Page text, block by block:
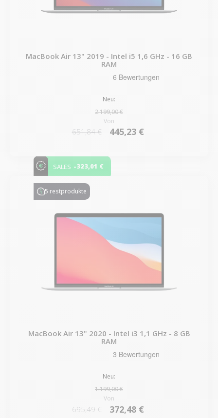
MacBook Air 13" 2019 - Intel i5 1,6 GHz - 16 GB
RAM
Neu:
2.199,00 €
Von
651,84 € 445,23 €
SALES -323,01 €
5 restprodukte
MacBook Air 13" 2020 - Intel i3 1,1 GHz - 8 GB
RAM
Neu:
1.199,00 €
Von
695,49 € 372,48 €